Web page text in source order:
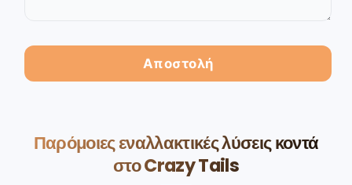
Παρόμοιες εναλλακτικές λύσεις κοντά
στο Crazy Tails